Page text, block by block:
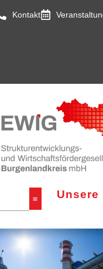
Kontakt
Unsere